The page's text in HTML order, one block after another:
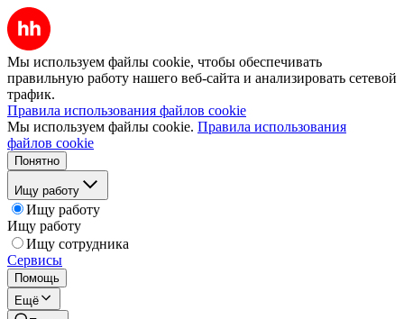
Мы используем файлы cookie, чтобы обеспечивать
правильную работу нашего веб-сайта и анализировать сетевой
трафик.
Правила использования файлов cookie
Мы используем файлы cookie. Правила использования
файлов cookie
Понятно
Ищу работу
Ищу работу
Ищу работу
Ищу сотрудника
Сервисы
Помощь
Ещё